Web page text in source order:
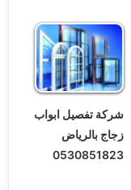
شركة تفصيل ابواب
زجاج بالرياض
0530851823